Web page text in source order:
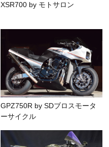
XSR700 by モトサロン
GPZ750R by SDブロスモータ
ーサイクル